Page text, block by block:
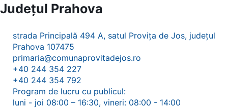
Județul Prahova
strada Principală 494 A, satul Provița de Jos, județul
Prahova 107475
primaria@comunaprovitadejos.ro
+40 244 354 227
+40 244 354 792
Program de lucru cu publicul:
luni - joi 08:00 – 16:30, vineri: 08:00 - 14:00